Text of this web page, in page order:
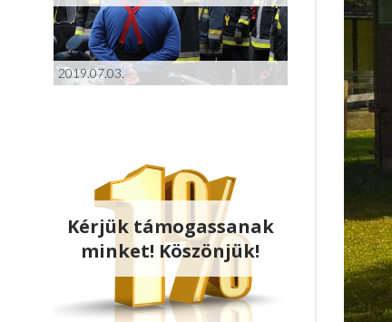
2019.07.03.
Kérjük támogassanak
minket! Köszönjük!